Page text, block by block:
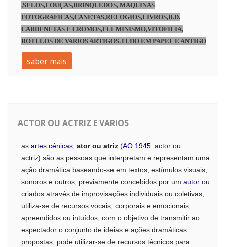
,SELOS,LOUÇAS,BRINQUEDOS, MAQUINAS
FOTOGRAFICAS,CANETAS,RELOGIOS,LIVROS,B.D.
CARDENETAS E CROMOS,FULMINISMO,VITOFILIA,
ROTULOS DE VARIOS ARTIGOS.TUDO EM PAPEL E ANTIGO
saber mais
ACTOR OU ACTRIZ E VARIOS
as artes cénicas, ator ou atriz (AO 1945: actor ou
actriz) são as pessoas que interpretam e representam uma
ação dramática baseando-se em textos, estímulos visuais,
sonoros e outros, previamente concebidos por um autor ou
criados através de improvisações individuais ou coletivas;
utiliza-se de recursos vocais, corporais e emocionais,
apreendidos ou intuídos, com o objetivo de transmitir ao
espectador o conjunto de ideias e ações dramáticas
propostas; pode utilizar-se de recursos técnicos para